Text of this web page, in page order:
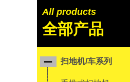
All products
全部产品
扫地机/车系列